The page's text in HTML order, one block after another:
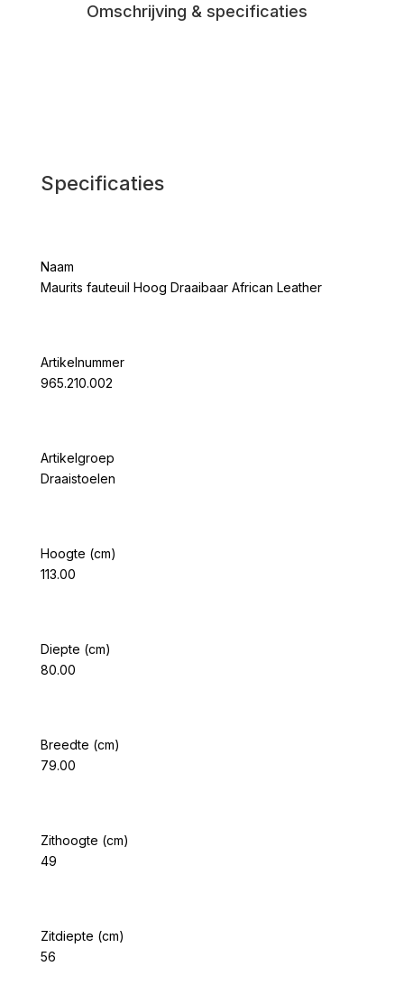
Omschrijving & specificaties
Specificaties
Naam
Maurits fauteuil Hoog Draaibaar African Leather
Artikelnummer
965.210.002
Artikelgroep
Draaistoelen
Hoogte (cm)
113.00
Diepte (cm)
80.00
Breedte (cm)
79.00
Zithoogte (cm)
49
Zitdiepte (cm)
56